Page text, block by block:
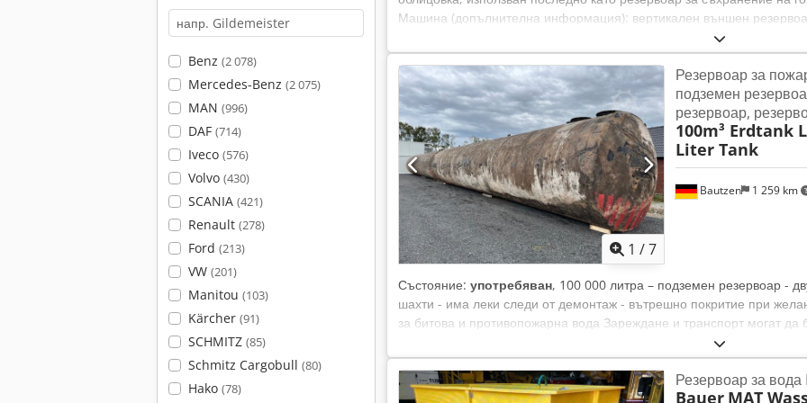
Benz (2 078)
Mercedes-Benz (2 075)
MAN (996)
DAF (714)
Iveco (576)
Volvo (430)
SCANIA (421)
Renault (278)
Ford (213)
VW (201)
Manitou (103)
Kärcher (91)
SCHMITZ (85)
Schmitz Cargobull (80)
Hako (78)
Машина (допълнителна информация): вертикален външен
Общ обем: 80000 л Материал: неръждаема стомана 1.4571 (AISI
върху бетонен фундамент Основна конструкция: цилиндричен
камбана Оборудване: изолация; облицовка; кранови уши;
1 /7
Bautzen 1 259 km
Резервоар за
подземен
резервоар,
100m³ Erdtank
Liter Tank
Състояние: употребяван, 100 000 литра – подземен резервоар -
шахти - има леки следи от демонтаж - вътрешно покритие при
за битова и противопожарна вода Зареждане и транспорт могат
отговаряни само на сериозни и легитимни запитвания,
Резервоар за
Bauer MAT